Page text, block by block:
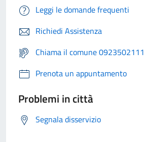
Leggi le domande frequenti
Richiedi Assistenza
Chiama il comune 0923502111
Prenota un appuntamento
Problemi in città
Segnala disservizio